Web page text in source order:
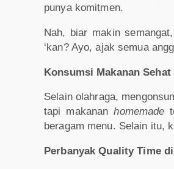
punya komitmen.
Nah, biar makin
‘kan? Ayo, ajak semua
Konsumsi Makanan
Selain olahraga,
tapi makananhomemade
beragam menu. Selain itu,
Perbanyak Quality Time